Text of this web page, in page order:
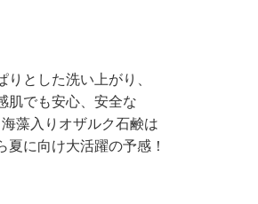
りとした洗い上がり、
肌でも安心、安全な
藻入りオザルク石鹸は
夏に向け大活躍の予感！